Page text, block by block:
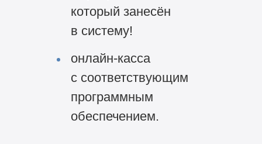
который занесён
в систему!
онлайн-касса
с соответствующим
программным
обеспечением.